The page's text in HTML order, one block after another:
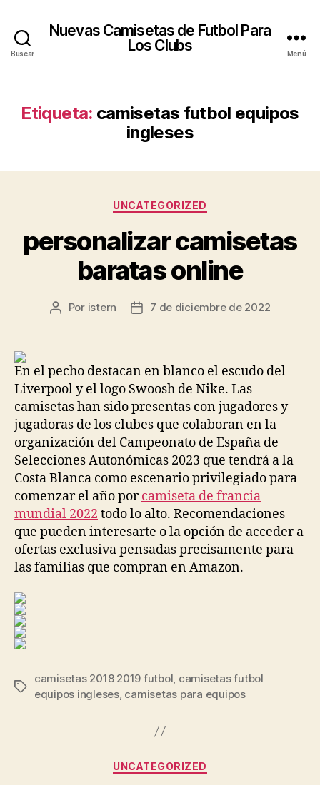
Buscar
Nuevas Camisetas de Futbol Para
Los Clubs
Menú
Etiqueta: camisetas futbol equipos
ingleses
Categorías
UNCATEGORIZED
personalizar camisetas
baratas online
Autor
Por istern
Fecha7 de diciembre de 2022
En el pecho destacan en blanco el escudo del
Liverpool y el logo Swoosh de Nike. Las
camisetas han sido presentas con jugadores y
jugadoras de los clubes que colaboran en la
organización del Campeonato de España de
Selecciones Autonómicas 2023 que tendrá a la
Costa Blanca como escenario privilegiado para
comenzar el año porcamiseta de francia
mundial 2022 todo lo alto. Recomendaciones
que pueden interesarte o la opción de acceder a
ofertas exclusiva pensadas precisamente para
las familias que compran en Amazon.
Etiquetas
camisetas 2018 2019 futbol, camisetas futbol
equipos ingleses, camisetas para equipos
Categorías
UNCATEGORIZED